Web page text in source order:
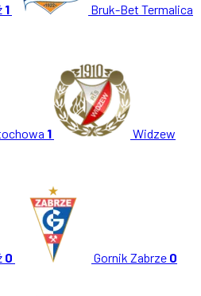
1
Bruk-Bet Termalica
1
Widzew
0 Gornik Zabrze 0